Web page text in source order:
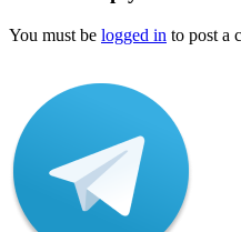
You must be logged in to post a